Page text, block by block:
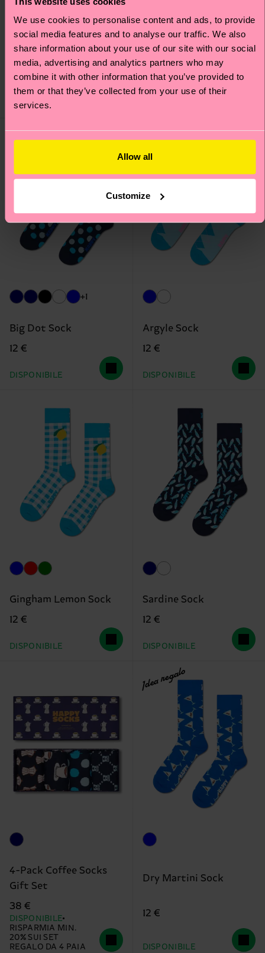
We use cookies to personalise content and ads, to provide
social media features and to analyse our traffic. We also
share information about your use of our site with our social
media, advertising and analytics partners who may
combine it with other information that you’ve provided to
them or that they’ve collected from your use of their
services.
Allow all
Customize
Daddy Cool Sock
12 €
DISPONIBILE
Cat Sock
12 €
+1
Big Dot Sock
12 €
DISPONIBILE
Argyle Sock
12 €
DISPONIBILE
Gingham Lemon Sock
12 €
DISPONIBILE
Sardine Sock
12 €
DISPONIBILE
4-Pack Coffee Socks
Gift Set
38 €
DISPONIBILE
RISPARMIA MIN.
20% SUI SET
REGALO DA 4 PAIA
Idea regalo
Dry Martini Sock
12 €
DISPONIBILE